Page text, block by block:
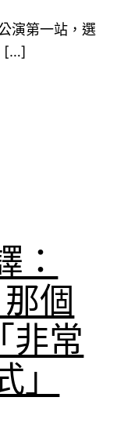
演第一站，選
[…]
：
個
非常